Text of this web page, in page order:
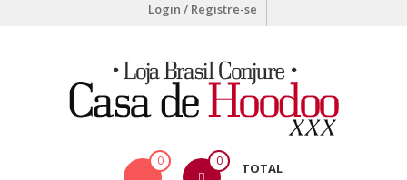
Login / Registre-se
0 0 TOTAL